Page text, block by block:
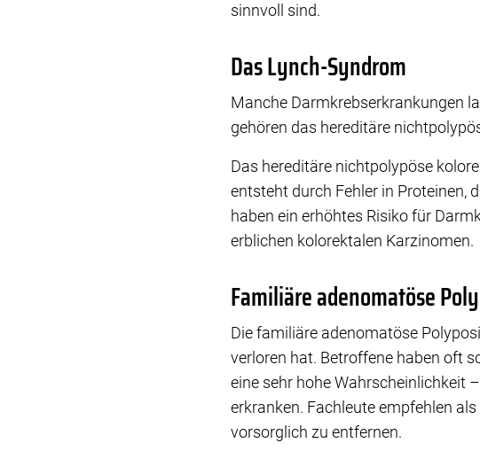
sinnvoll sind.
Das Lynch-Syndrom
Manche Darmkrebserkrankungen
gehören das hereditäre
Das hereditäre nichtpolypöse
entsteht durch Fehler in Proteinen,
haben ein erhöhtes Risiko für
erblichen kolorektalen Karzinomen.
Familiäre adenomatöse
Die familiäre adenomatöse
verloren hat. Betroffene haben oft
eine sehr hohe Wahrscheinlichkeit
erkranken. Fachleute empfehlen
vorsorglich zu entfernen.